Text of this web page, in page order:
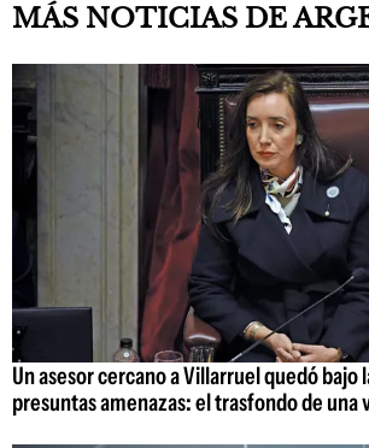
MÁS NOTICIAS DE
Un asesor cercano a Villarruel quedó bajo
presuntas amenazas: el trasfondo de una